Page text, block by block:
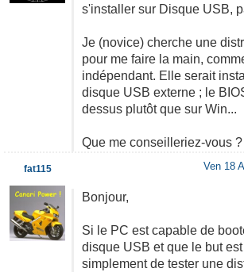
s'installer sur Disque USB,
Je (novice) cherche une
pour me faire la main,
indépendant. Elle serait
disque USB externe ; le
dessus plutôt que sur Win...
Que me conseilleriez-vous ?
Ven 18
Bonjour,
Si le PC est capable de
disque USB et que le but est
simplement de tester une
fat115